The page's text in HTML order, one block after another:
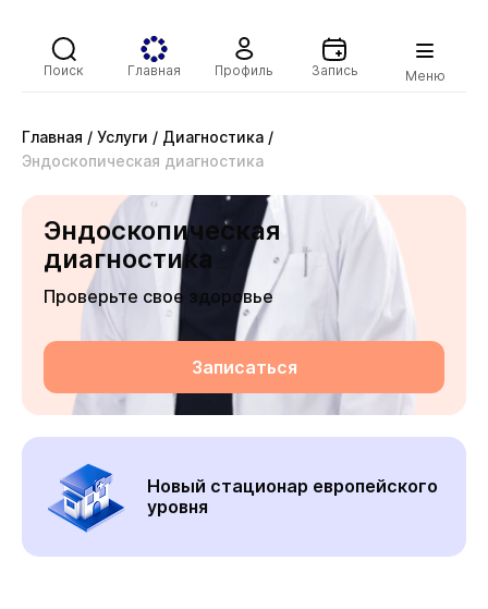
Поиск Главная Профиль Запись Меню
Главная / Услуги / Диагностика /
Эндоскопическая диагностика
Эндоскопическая
диагностика
Проверьте свое здоровье
Записаться
Новый стационар европейского
уровня